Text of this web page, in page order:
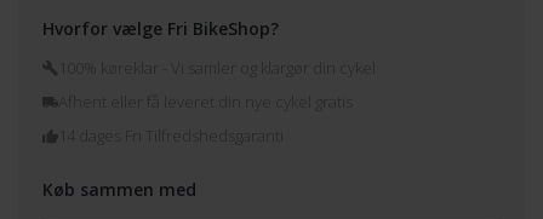
Hvorfor vælge Fri BikeShop?
100% køreklar - Vi samler og klargør din cykel
14 dages Fri Tilfredshedsgaranti
Køb sammen med